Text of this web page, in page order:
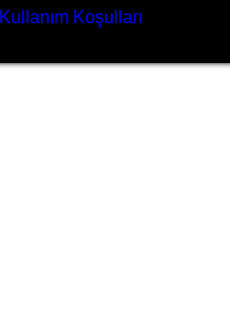
Kullanım Koşulları